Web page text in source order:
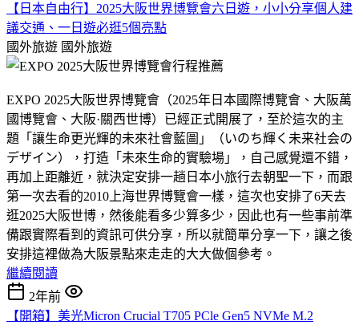
【日本自由行】2025大阪世界博覽會六日遊，小小分享個人建
議交通、一日遊必逛5個亮點
國外旅遊 國外旅遊
EXPO 2025大阪世界博覽會（2025年日本國際博覽會、大阪萬
國博覽會、大阪·關西世博）已經正式開展了，至於這次的主
題「讓生命更光輝的未來社會藍圖」（いのち輝く未来社会の
デザイン），打造「未來生命的實驗場」，自己感覺還不錯，
再加上距離近，就決定安排一趟日本小旅行去朝聖一下，而跟
第一次去看的2010上海世界博覽會一樣，這次也安排了6天去
逛2025大阪世博，然後能看多少算多少，因此也有一些事前準
備跟實際看到的資訊可供分享，所以就簡單分享一下，讓之後
安排這裡做為大阪景點來走走的大大做個參考。
繼續閱讀
2年前
【開箱】美光Micron Crucial T705 PCle Gen5 NVMe M.2